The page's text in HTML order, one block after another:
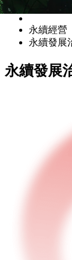
永續經營
永續發展
永續發展